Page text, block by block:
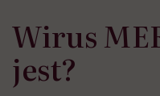
Wirus
jest?